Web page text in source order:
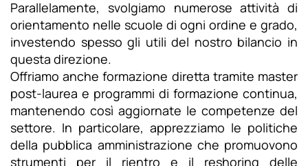
Parallelamente, svolgiamo numerose attività di
orientamento nelle scuole di ogni ordine e grado,
investendo spesso gli utili del nostro bilancio in
questa direzione.
Offriamo anche formazione diretta tramite master
post-laurea e programmi di formazione continua,
mantenendo così aggiornate le competenze del
settore. In particolare, apprezziamo le politiche
della pubblica amministrazione che promuovono
strumenti per il rientro e il reshoring delle